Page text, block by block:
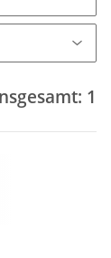
1